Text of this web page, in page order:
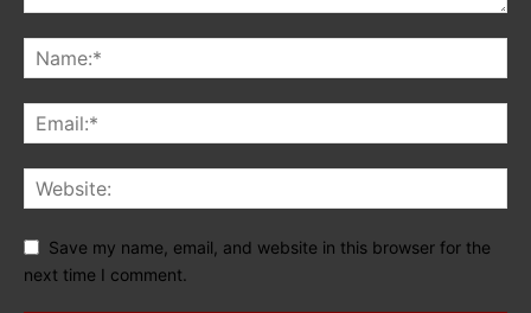
Save my name, email, and website in this browser for the
next time I comment.